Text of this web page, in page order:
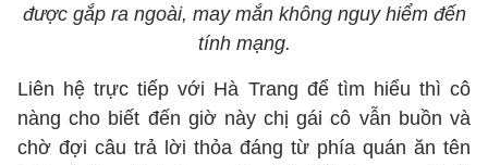
được gắp ra ngoài, may mắn không nguy hiểm đến
tính mạng.
Liên hệ trực tiếp với Hà Trang để tìm hiểu thì cô
nàng cho biết đến giờ này chị gái cô vẫn buồn và
chờ đợi câu trả lời thỏa đáng từ phía quán ăn tên